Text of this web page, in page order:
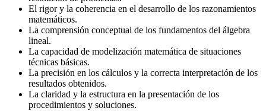
El rigor y la coherencia en el desarrollo de los razonamientos
matemáticos.
La comprensión conceptual de los fundamentos del álgebra
lineal.
La capacidad de modelización matemática de situaciones
técnicas básicas.
La precisión en los cálculos y la correcta interpretación de los
resultados obtenidos.
La claridad y la estructura en la presentación de los
procedimientos y soluciones.